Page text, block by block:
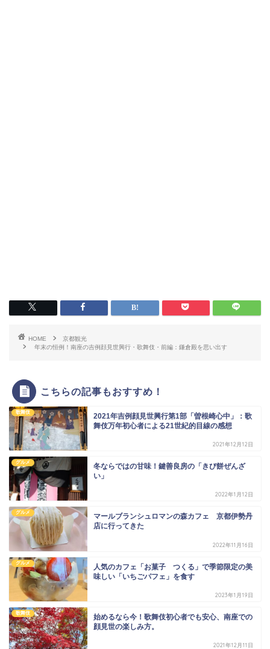
HOME
京都観光
年末の恒例！南座の吉例顔見世興行・歌舞伎・前編：鎌倉殿を思い出す
こちらの記事もおすすめ！
歌舞伎
2021年吉例顔見世興行第1部「曽根崎心中」：歌
舞伎万年初心者による21世紀的目線の感想
2021年12月12日
グルメ
冬ならではの甘味！鍵善良房の「きび餅ぜんざ
い」
2022年1月12日
グルメ
マールブランシュロマンの森カフェ 京都伊勢丹
店に行ってきた
2022年11月16日
グルメ
人気のカフェ「お菓子 つくる」で季節限定の美
味しい「いちごパフェ」を食す
2023年1月19日
歌舞伎
始めるなら今！歌舞伎初心者でも安心、南座での
顔見世の楽しみ方。
2021年12月11日